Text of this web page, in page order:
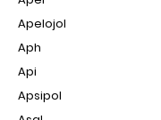
Apelojol
Aph
Api
Apsipol